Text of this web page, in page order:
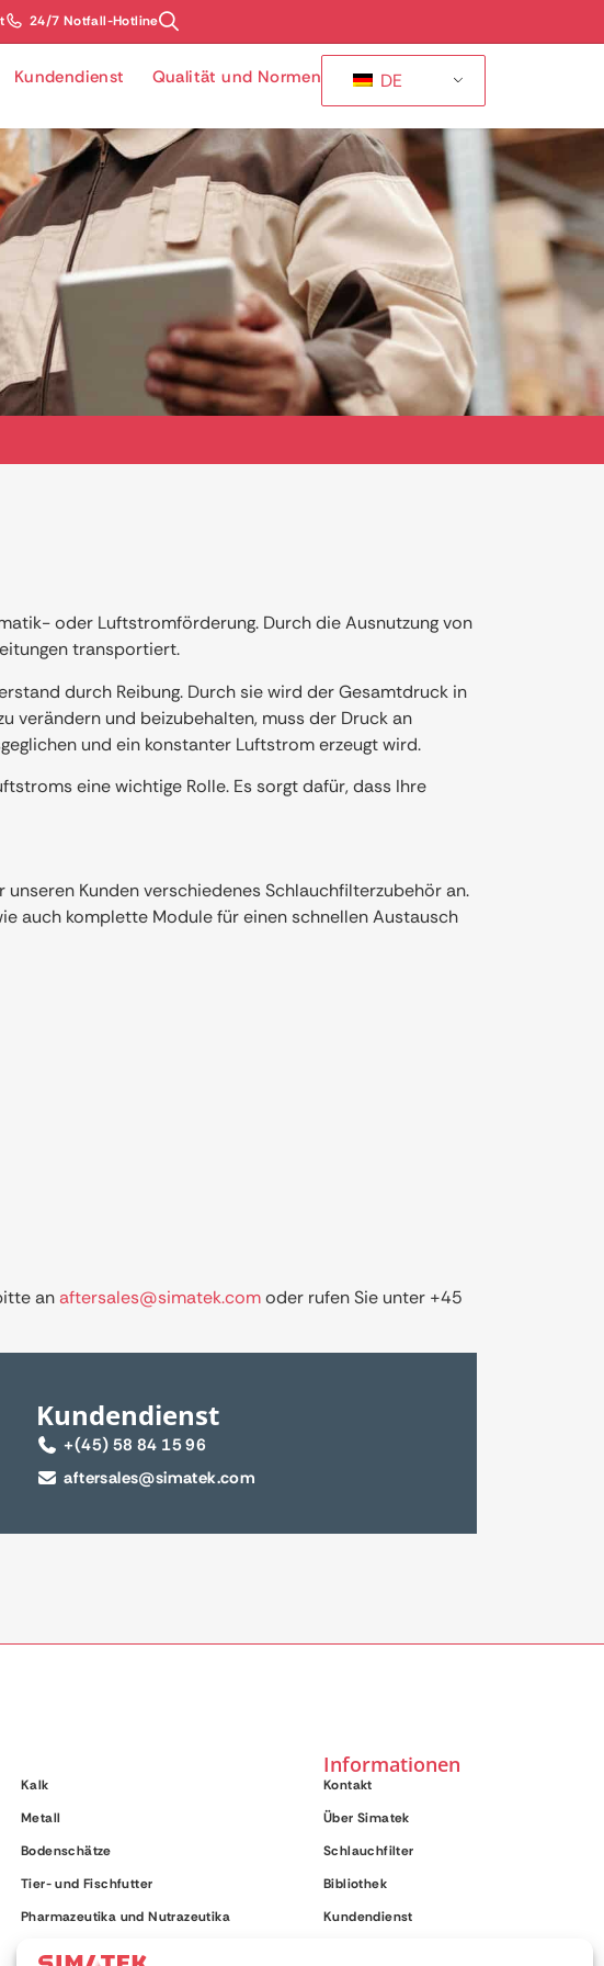
24/7 Notfall-Hotline
Kundendienst Qualität und Normen DE
oder Luftstromförderung. Durch die Ausnutzung von
transportiert.
durch Reibung. Durch sie wird der Gesamtdruck in
verändern und beizubehalten, muss der Druck an
und ein konstanter Luftstrom erzeugt wird.
eine wichtige Rolle. Es sorgt dafür, dass Ihre
Kunden verschiedenes Schlauchfilterzubehör an.
auch komplette Module für einen schnellen Austausch
anaftersales@simatek.comoder rufen Sie unter +45
Kundendienst
+(45) 58 84 15 96
aftersales@simatek.com
Kalk
Metall
Bodenschätze
Tier- und Fischfutter
Pharmazeutika und Nutrazeutika
Informationen
Kontakt
Über Simatek
Schlauchfilter
Bibliothek
Kundendienst